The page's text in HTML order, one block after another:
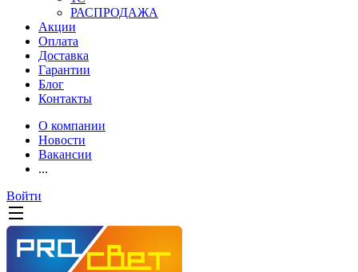
РАСПРОДАЖА
Акции
Оплата
Доставка
Гарантии
Блог
Контакты
О компании
Новости
Вакансии
...
Войти